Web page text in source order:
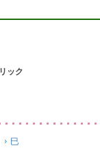
ック
巳